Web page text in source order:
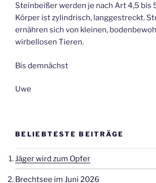
Steinbeißer werden je nach Art 4,5 bis
Körper ist zylindrisch, langgestreckt.
ernähren sich von kleinen,
wirbellosen Tieren.
Bis demnächst
Uwe
BELIEBTESTE BEITRÄGE
Jäger wird zum Opfer
Brechtsee im Juni 2026